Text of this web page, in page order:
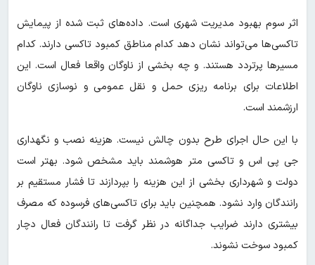
اثر سوم بهبود مدیریت شهری است. داده‌های ثبت شده از پیمایش
تاکسی‌ها می‌تواند نشان دهد کدام مناطق کمبود تاکسی دارند. کدام
مسیرها پرتردد هستند. و چه بخشی از ناوگان واقعا فعال است. این
اطلاعات برای برنامه ریزی حمل و نقل عمومی و نوسازی ناوگان
ارزشمند است.
با این حال اجرای طرح بدون چالش نیست. هزینه نصب و نگهداری
جی پی اس و تاکسی متر هوشمند باید مشخص شود. بهتر است
دولت و شهرداری بخشی از این هزینه را بپردازند تا فشار مستقیم بر
رانندگان وارد نشود. همچنین باید برای تاکسی‌های فرسوده که مصرف
بیشتری دارند ضرایب جداگانه در نظر گرفت تا رانندگان فعال دچار
کمبود سوخت نشوند.